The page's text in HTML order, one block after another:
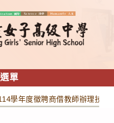
選單
學年度徵聘商借教師辦理技職